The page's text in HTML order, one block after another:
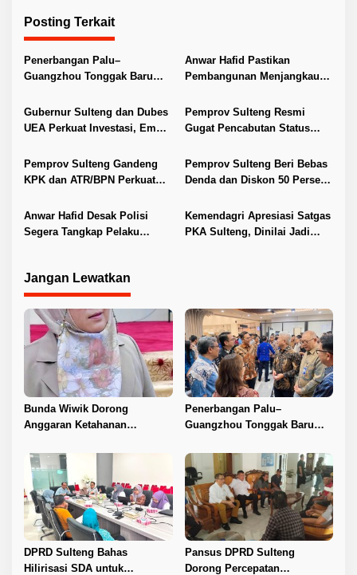
a
s
i
p
o
s
Posting Terkait
Penerbangan Palu–
Guangzhou Tonggak Baru
Anwar Hafid Pastikan
Pembangunan Menjangkau
Gubernur Sulteng dan Dubes
UEA Perkuat Investasi, Empat
Pemprov Sulteng Resmi
Gugat Pencabutan Status
Pemprov Sulteng Gandeng
KPK dan ATR/BPN Perkuat
Pemprov Sulteng Beri Bebas
Denda dan Diskon 50 Persen
Anwar Hafid Desak Polisi
Segera Tangkap Pelaku
Kemendagri Apresiasi Satgas
PKA Sulteng, Dinilai Jadi
Jangan Lewatkan
Bunda Wiwik Dorong
Anggaran Ketahanan
Penerbangan Palu–
Guangzhou Tonggak Baru
DPRD Sulteng Bahas
Hilirisasi SDA untuk
Pansus DPRD Sulteng
Dorong Percepatan